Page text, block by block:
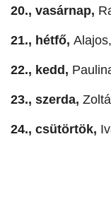
20., vasárnap,
21., hétfő,
22., kedd,
23., szerda,
24., csütörtök,